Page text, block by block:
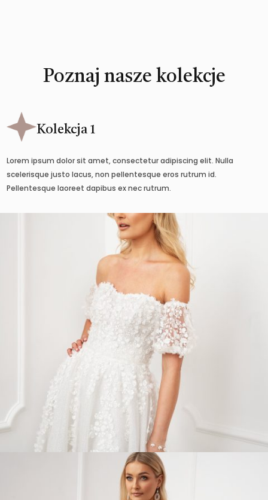
Poznaj nasze kolekcje
Kolekcja 1
Lorem ipsum dolor sit amet, consectetur adipiscing elit. Nulla
scelerisque justo lacus, non pellentesque eros rutrum id.
Pellentesque laoreet dapibus ex nec rutrum.